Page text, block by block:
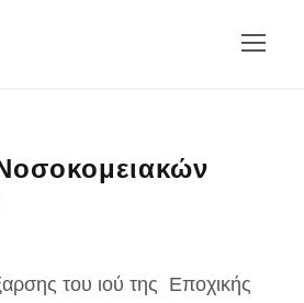
του ιού της Εποχικής